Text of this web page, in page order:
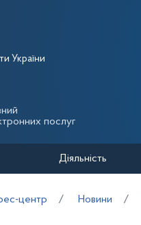
сторінка
України
послуг
Діяльність
центр Новини